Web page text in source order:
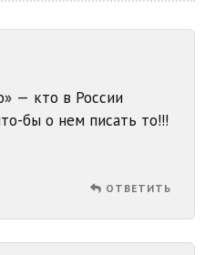
— кто в России
бы о нем писать то!!!
ОТВЕТИТЬ